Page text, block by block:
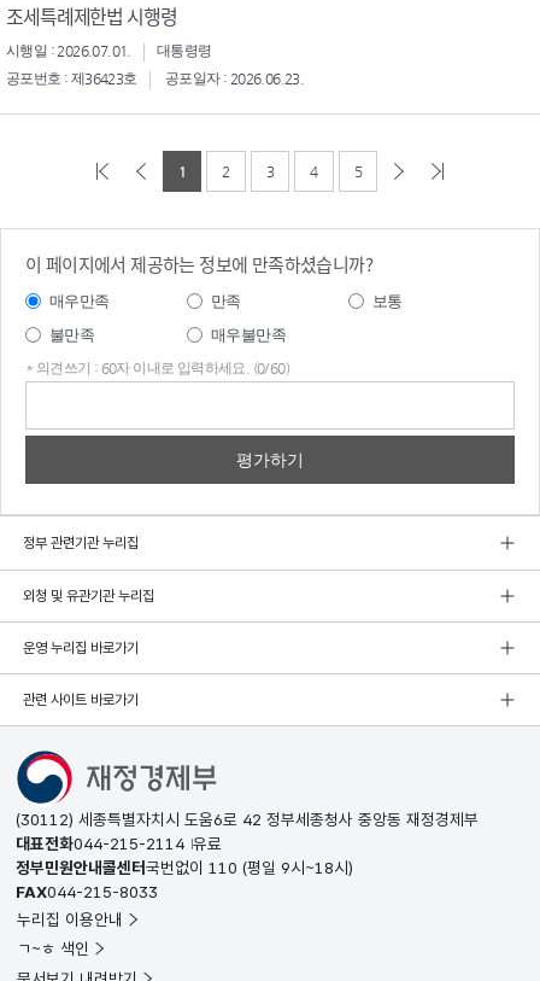
조세특례제한법 시행령
시행일 : 2026.07.01.
대통령령
공포번호 : 제36423호
공포일자 : 2026.06.23.
1 2 3 4 5
이 페이지에서 제공하는 정보에 만족하셨습니까?
매우만족 만족
보통
불만족
매우불만족
* 의견쓰기 : 60자 이내로 입력하세요. (0/60)
정부 관련기관 누리집
외청 및 유관기관 누리집
운영 누리집 바로가기
관련 사이트 바로가기
(30112) 세종특별자치시 도움6로 42 정부세종청사 중앙동 재정경제부
대표전화044-215-2114 유료
정부민원안내콜센터국번없이 110 (평일 9시~18시)
FAX044-215-8033
누리집 이용안내
ㄱ~ㅎ 색인